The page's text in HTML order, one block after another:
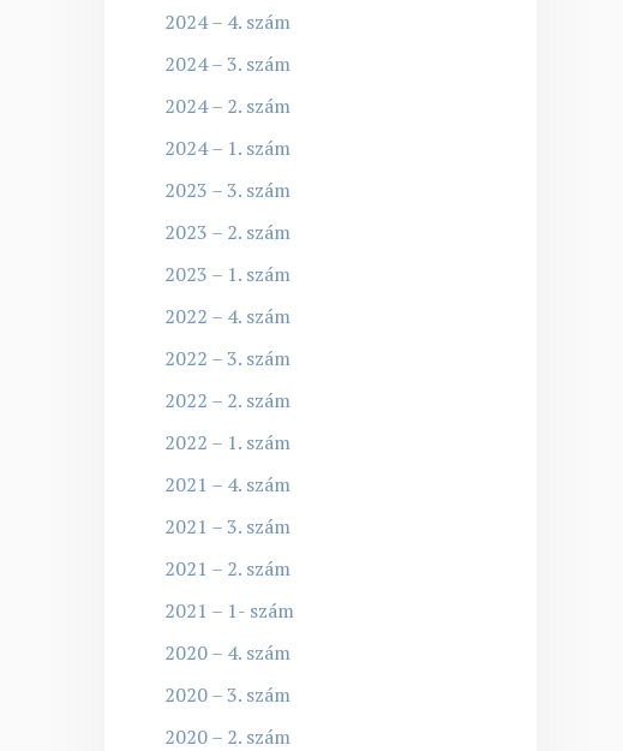
2024 – 4. szám
2024 – 3. szám
2024 – 2. szám
2024 – 1. szám
2023 – 3. szám
2023 – 2. szám
2023 – 1. szám
2022 – 4. szám
2022 – 3. szám
2022 – 2. szám
2022 – 1. szám
2021 – 4. szám
2021 – 3. szám
2021 – 2. szám
2021 – 1- szám
2020 – 4. szám
2020 – 3. szám
2020 – 2. szám